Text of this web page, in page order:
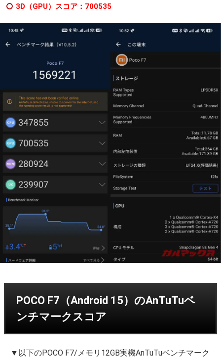
3D（GPU）スコア：700535
POCO F7（Android 15）のAnTuTuベ
ンチマークスコア
▼以下のPOCO F7/メモリ12GB実機AnTuTuベンチマーク